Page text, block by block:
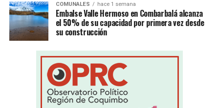
COMUNALES hace 1 semana
Embalse Valle Hermoso en Combarbalá alcanza
el 50% de su capacidad por primera vez desde
su construcción